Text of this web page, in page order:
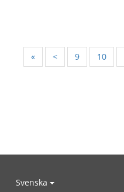
« < 9 10
Svenska